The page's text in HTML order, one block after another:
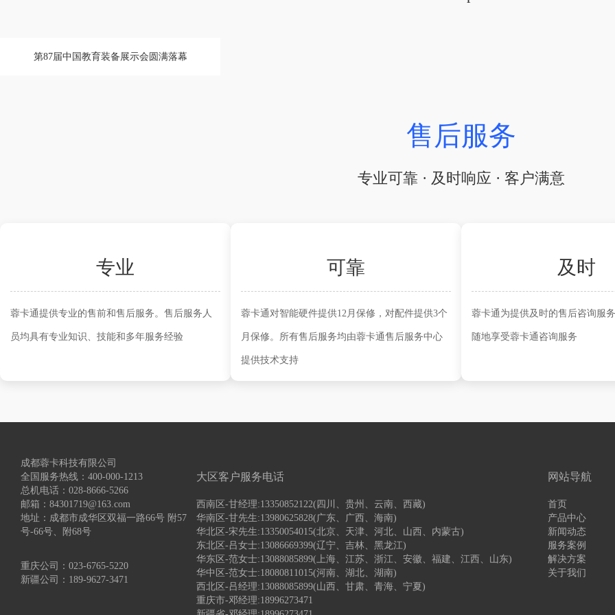
第87届中国教育装备展示会圆满落幕
售后服务
专业可靠 · 及时响应 · 客户满意
专业
蓉卡通提供专业的售前和售后服务。售后服务人
员均具有专业知识、技能和多年服务经验
可靠
蓉卡通对智能硬件提供12月保修，对配件提供3个
月保修。所有售后服务均由蓉卡通售后服务中心
提供技术支持
及时
蓉卡通为提供及时的售后咨询服
随地享受蓉卡通咨询服务
成都蓉卡科技有限公司
全国服务热线：400-000-1213
总机电话：028-8666-5266
邮箱：84301719@163.com
地址：成都市成华区双福一路66号 附57
号-66号、附68号
重庆公司：023-6765-5220
新疆公司：189-9627-3471
大区客户服务电话
西南区-甘经理:13350852122(四川、贵州、云南、西藏)
华南区-甘先生:13980625828(广东、广西、海南)
华北区-宋先生:13350054015(北京、天津、河北、山西、内蒙古)
东北区-吕女士:13086669399(辽宁、吉林、黑龙江)
华东区-范女士:13088085899(上海、江苏、浙江、安徽、福建、江西、山东)
华中区-范女士:18080811015(河南、湖北、湖南)
西北区-吕经理:13088085899(山西、甘肃、青海、宁夏)
重庆市-邓经理:18996273471
网站导航
首页
产品中心
新闻动态
服务案例
解决方案
关于我们